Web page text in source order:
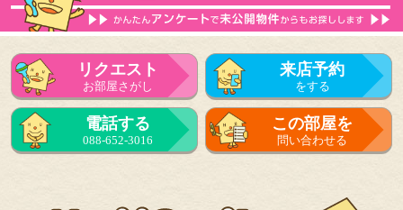
リクエスト
お部屋さがし
来店予約
をする
電話する
088-652-3016
この部屋を
問い合わせる